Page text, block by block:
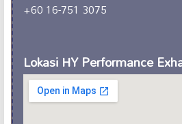
+60 16-751 3075
Lokasi HY Performance